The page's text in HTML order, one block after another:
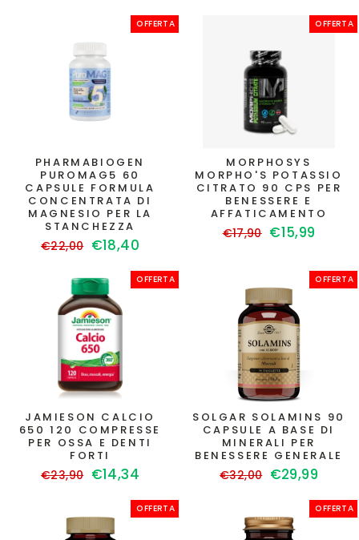
OFFERTA
PHARMABIOGEN
PUROMAG5 60
CAPSULE FORMULA
CONCENTRATA DI
MAGNESIO PER LA
STANCHEZZA
Prezzo
listino
€22,00 Prezzo
€18,40
OFFERTA
MORPHOSYS
MORPHO'S POTASSIO
CITRATO 90 CPS PER
BENESSERE E
AFFATICAMENTO
Prezzo
€17,90 Prezzo
€15,99
OFFERTA
JAMIESON CALCIO
650 120 COMPRESSE
PER OSSA E DENTI
FORTI
Prezzo
€23,90 Prezzo
€14,34
OFFERTA
SOLGAR SOLAMINS 90
CAPSULE A BASE DI
MINERALI PER
BENESSERE GENERALE
Prezzo
€32,00 Prezzo
€29,99
OFFERTA OFFERTA